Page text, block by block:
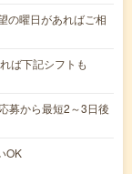
の曜日があればご相
ば下記シフトも
募から最短2～3日後
OK